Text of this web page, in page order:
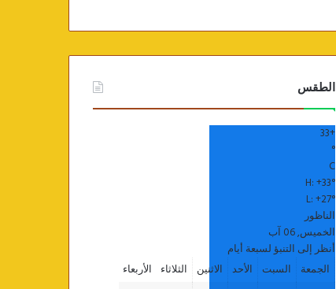
الطقس
+
33
°
C
H:+33°
L:+27°
الناظور
الخميس, 06 آب
أنظر إلى التنبؤ لسبعة أيام
الجمعة
السبت الأحد الاثنين الثلاثاء
الأربعاء